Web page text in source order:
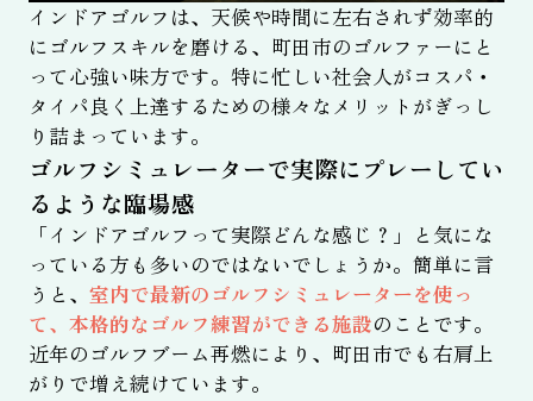
インドアゴルフは、天候や時間に左右されず効率的
にゴルフスキルを磨ける、町田市のゴルファーにと
って心強い味方です。特に忙しい社会人がコスパ・
タイパ良く上達するための様々なメリットがぎっし
り詰まっています。
ゴルフシミュレーターで実際にプレーしてい
るような臨場感
「インドアゴルフって実際どんな感じ？」と気にな
っている方も多いのではないでしょうか。簡単に言
うと、 室内で最新のゴルフシミュレーターを使っ
て、本格的なゴルフ練習ができる施設のことです。
近年のゴルフブーム再燃により、町田市でも右肩上
がりで増え続けています。